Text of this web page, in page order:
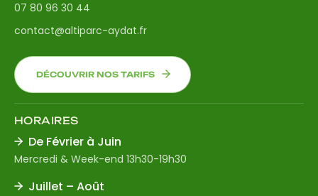
07 80 96 30 44
contact@altiparc-aydat.fr
DÉCOUVRIR NOS TARIFS
HORAIRES
De Février à Juin
Mercredi & Week-end 13h30-19h30
Juillet – Août